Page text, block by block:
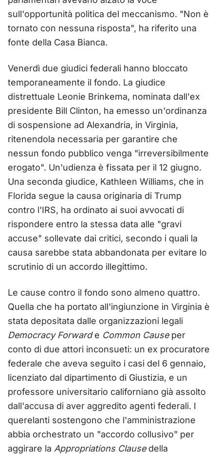
sull'opportunità politica del meccanismo. "Non è
tornato con nessuna risposta", ha riferito una
fonte della Casa Bianca.
Venerdì due giudici federali hanno bloccato
temporaneamente il fondo. La giudice
distrettuale Leonie Brinkema, nominata dall'ex
presidente Bill Clinton, ha emesso un'ordinanza
di sospensione ad Alexandria, in Virginia,
ritenendola necessaria per garantire che
nessun fondo pubblico venga "irreversibilmente
erogato". Un'udienza è fissata per il 12 giugno.
Una seconda giudice, Kathleen Williams, che in
Florida segue la causa originaria di Trump
contro l'IRS, ha ordinato ai suoi avvocati di
rispondere entro la stessa data alle "gravi
accuse" sollevate dai critici, secondo i quali la
causa sarebbe stata abbandonata per evitare lo
scrutinio di un accordo illegittimo.
Le cause contro il fondo sono almeno quattro.
Quella che ha portato all'ingiunzione in Virginia è
stata depositata dalle organizzazioni legali
Democracy Forwarde Common Causeper
conto di due attori inconsueti: un ex procuratore
federale che aveva seguito i casi del 6 gennaio,
licenziato dal dipartimento di Giustizia, e un
professore universitario californiano già assolto
dall'accusa di aver aggredito agenti federali. I
querelanti sostengono che l'amministrazione
abbia orchestrato un "accordo collusivo" per
aggirare la Appropriations Clausedella